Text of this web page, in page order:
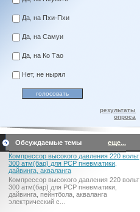
Да, на Пхи-Пхи
Да, на Самуи
Да, на Ко Тао
Нет, не нырял
результаты
опроса
Обсуждаемые темы
еще...
Компрессор высокого давления 220 вольт
300 атм(бар) для PCP пневматики,
дайвинга, акваланга
Компрессор высокого давления 220 вольт
300 атм(бар) для PCP пневматики,
дайвинга, пейнтбола, акваланга
электрический c...